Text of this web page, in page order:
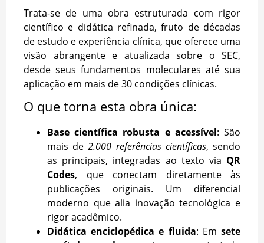
Trata-se de uma obra estruturada com rigor
científico e didática refinada, fruto de décadas
de estudo e experiência clínica, que oferece uma
visão abrangente e atualizada sobre o SEC,
desde seus fundamentos moleculares até sua
aplicação em mais de 30 condições clínicas.
O que torna esta obra única:
Base científica robusta e acessível: São
mais de2.000 referências científicas, sendo
as principais, integradas ao texto via QR
Codes, que conectam diretamente às
publicações originais. Um diferencial
moderno que alia inovação tecnológica e
rigor acadêmico.
Didática enciclopédica e fluida: Emsete